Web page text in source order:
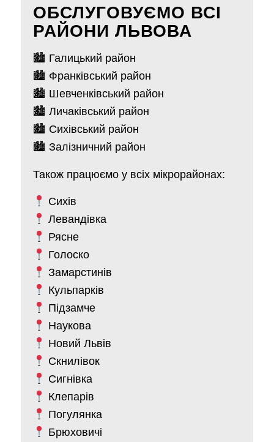
ОБСЛУГОВУЄМО ВСІ
РАЙОНИ ЛЬВОВА
🏙 Галицький район
🏙 Франківський район
🏙 Шевченківський район
🏙 Личаківський район
🏙 Сихівський район
🏙 Залізничний район
Також працюємо у всіх мікрорайонах:
Сихів
Левандівка
Рясне
Голоско
Замарстинів
Кульпарків
Підзамче
Наукова
Новий Львів
Скнилівок
Сигнівка
Клепарів
Погулянка
Брюховичі